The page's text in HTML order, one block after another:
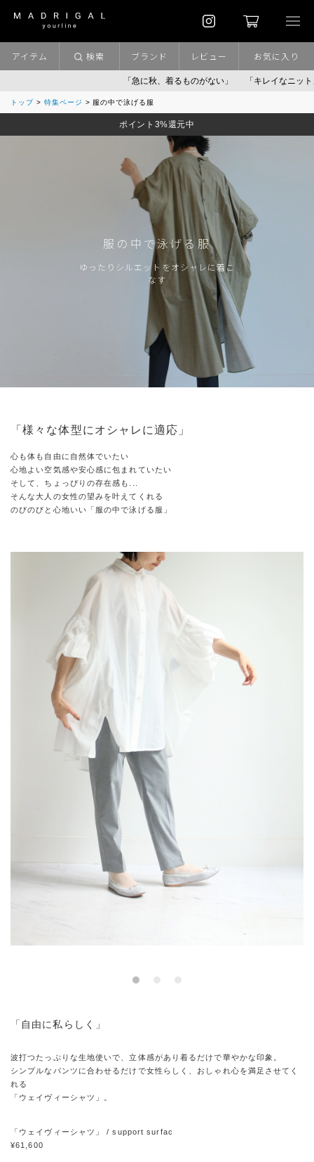
「急に秋、着るものがない」 「キレイなニット」 ポイン
アイテム 検索 ブランド レビュー お気に入り
トップ 特集ページ 服の中で泳げる服
ポイント3%還元中
服の中で泳げる服
ゆったりシルエットをオシャレに着こ
なす
「様々な体型にオシャレに適応」
心も体も自由に自然体でいたい
心地よい空気感や安心感に包まれていたい
そして、ちょっぴりの存在感も...
そんな大人の女性の望みを叶えてくれる
のびのびと心地いい「服の中で泳げる服」
「自由に私らしく」
波打つたっぷりな生地使いで、立体感があり着るだけで華やかな印象。
シンプルなパンツに合わせるだけで女性らしく、おしゃれ心を満足させてく
れる
「ウェイヴィーシャツ」。
「ウェイヴィーシャツ」 / support surfac
¥61,600